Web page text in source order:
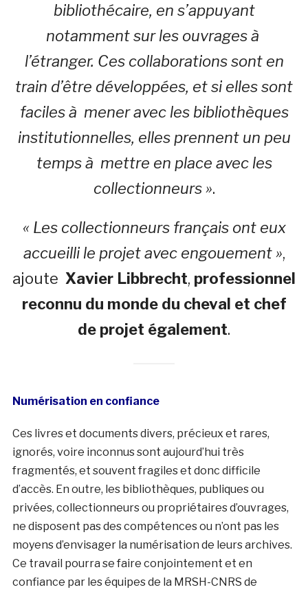
bibliothécaire, en s’appuyant
notamment sur les ouvrages à
l’étranger. Ces collaborations sont en
train d’être développées, et si elles sont
faciles à mener avec les bibliothèques
institutionnelles, elles prennent un peu
temps à mettre en place avec les
collectionneurs ».
« Les collectionneurs français ont eux
accueilli le projet avec engouement »,
ajoute Xavier Libbrecht, professionnel
reconnu du monde du cheval et chef
de projet également.
Numérisation en confiance
Ces livres et documents divers, précieux et rares,
ignorés, voire inconnus sont aujourd’hui très
fragmentés, et souvent fragiles et donc difficile
d’accès. En outre, les bibliothèques, publiques ou
privées, collectionneurs ou propriétaires d’ouvrages,
ne disposent pas des compétences ou n’ont pas les
moyens d’envisager la numérisation de leurs archives.
Ce travail pourra se faire conjointement et en
confiance par les équipes de la MRSH-CNRS de